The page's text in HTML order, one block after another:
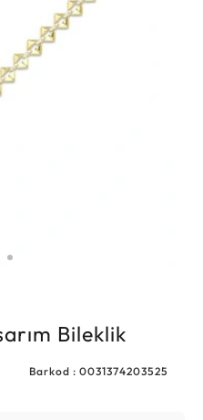
Bileklik
Barkod : 0031374203525